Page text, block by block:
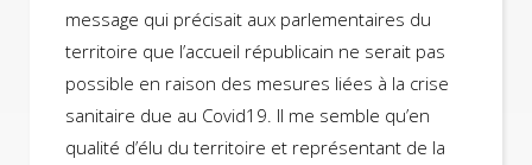
message qui précisait aux parlementaires du
territoire que l’accueil républicain ne serait pas
possible en raison des mesures liées à la crise
sanitaire due au Covid19. Il me semble qu’en
qualité d’élu du territoire et représentant de la